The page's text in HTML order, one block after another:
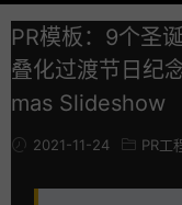
PR模板：9个圣
叠化过渡节日纪
mas Slideshow
2021-11-24 PR工